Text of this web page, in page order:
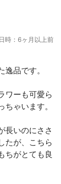
時：6ヶ月以上前
品です。
ワーも可愛ら
ゃいます。
長いのにささ
たが、こちら
ちがとても良